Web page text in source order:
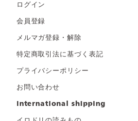
ログイン
会員登録
メルマガ登録・解除
特定商取引法に基づく表記
プライバシーポリシー
お問い合わせ
international shipping